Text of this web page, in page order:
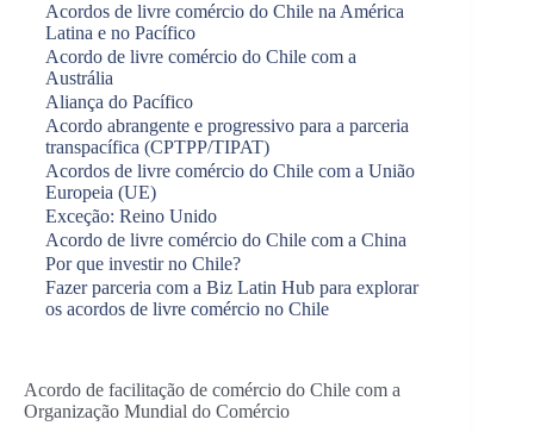
Acordos de livre comércio do Chile na América
Latina e no Pacífico
Acordo de livre comércio do Chile com a
Austrália
Aliança do Pacífico
Acordo abrangente e progressivo para a parceria
transpacífica (CPTPP/TIPAT)
Acordos de livre comércio do Chile com a União
Europeia (UE)
Exceção: Reino Unido
Acordo de livre comércio do Chile com a China
Por que investir no Chile?
Fazer parceria com a Biz Latin Hub para explorar
os acordos de livre comércio no Chile
Acordo de facilitação de comércio do Chile com a
Organização Mundial do Comércio